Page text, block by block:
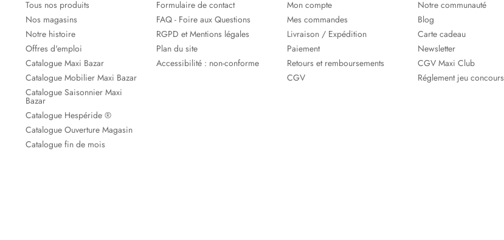
Tous nos produits
Nos magasins
Notre histoire
Offres d'emploi
Catalogue Maxi Bazar
Catalogue Mobilier Maxi Bazar
Catalogue Saisonnier Maxi
Bazar
Catalogue Hespéride ®
Catalogue Ouverture Magasin
Catalogue fin de mois
Formulaire de contact
FAQ - Foire aux Questions
RGPD et Mentions légales
Plan du site
Accessibilité : non-conforme
Mon compte
Mes commandes
Livraison / Expédition
Paiement
Retours et remboursements
CGV
Notre communauté
Blog
Carte cadeau
Newsletter
CGV Maxi Club
Réglement jeu concours